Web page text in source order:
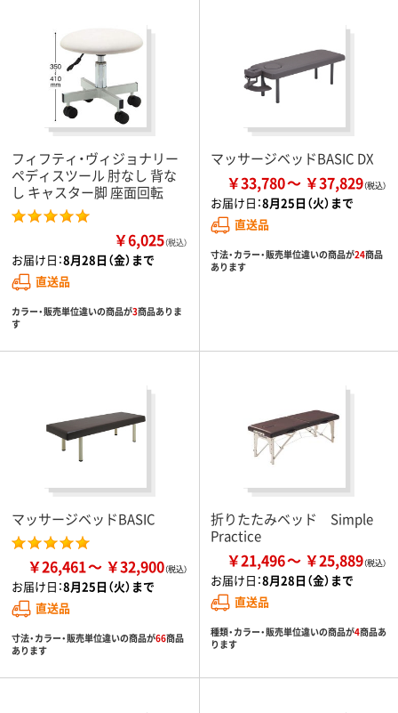
フィフティ・ヴィジョナリー
ペディスツール 肘なし 背な
し キャスター脚 座面回転
￥6,025（税込）
お届け日：8月28日（金）まで
直送品
カラー・販売単位違いの商品が3商品ありま
す
マッサージベッドBASIC DX
￥33,780 ￥37,829
お届け日：8月25日（火）まで
直送品
寸法・カラー・販売単位違いの商品が24商品
あります
マッサージベッドBASIC
￥26,461 ￥32,900
お届け日：8月25日（火）まで
直送品
寸法・カラー・販売単位違いの商品が66商品
あります
折りたたみベッド Simple
Practice
￥21,496 ￥25,889
お届け日：8月28日（金）まで
直送品
種類・カラー・販売単位違いの商品が4商品あ
ります